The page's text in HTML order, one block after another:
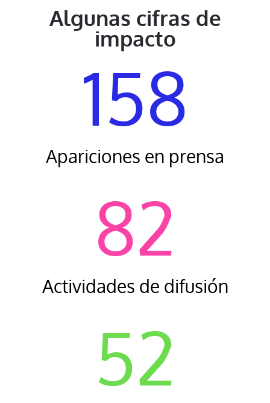
Algunas cifras de
impacto
Apariciones en prensa
158
Actividades de difusión
82
52